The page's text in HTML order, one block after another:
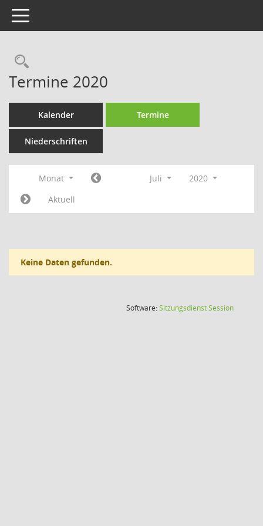
Toggle navigation
Rechercheauswahl
Termine 2020
Kalender Termine
Niederschriften
Monat Juli
2020
Aktuell
Keine Daten gefunden.
Software:SitzungsdienstSession(Wird in